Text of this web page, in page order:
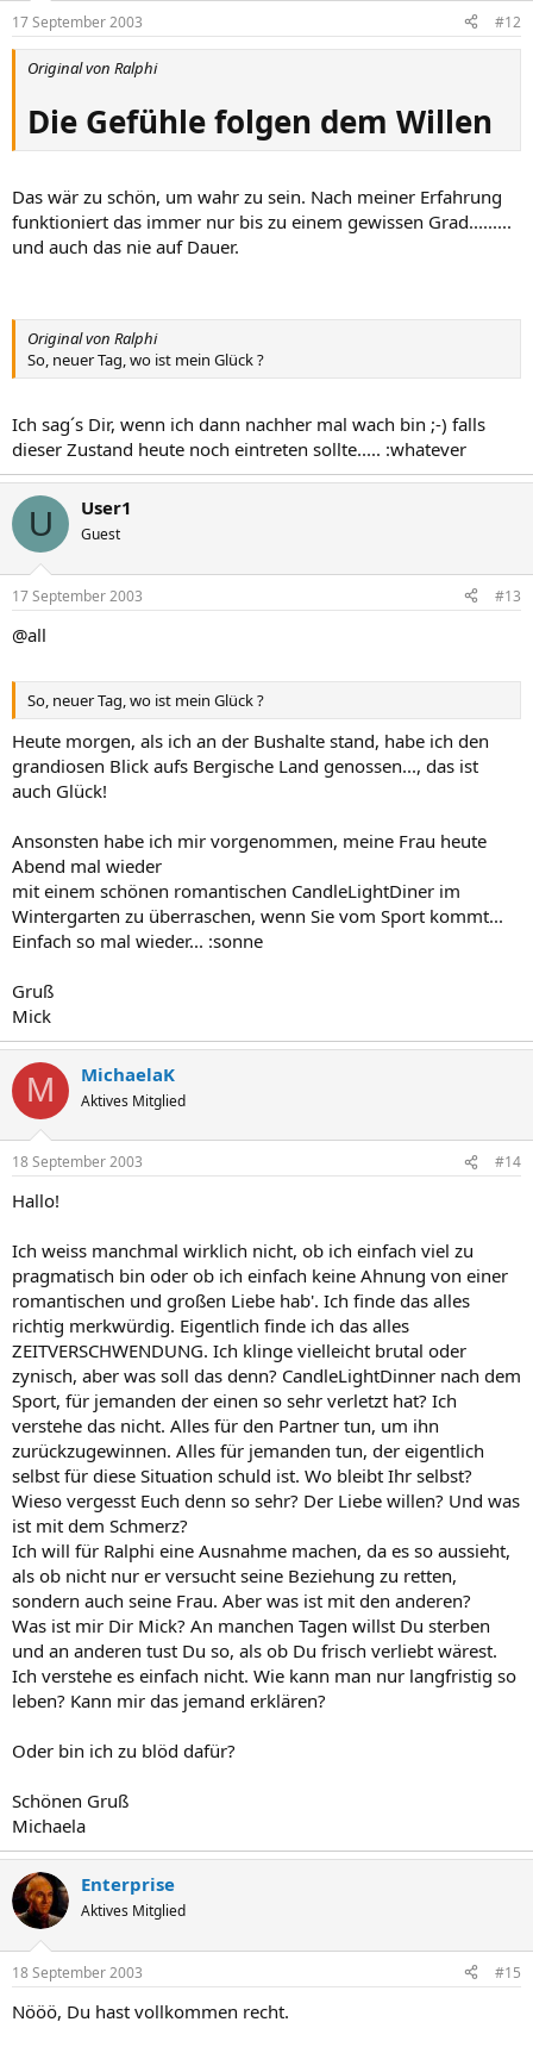
17 September 2003 #12
Original von Ralphi
Die Gefühle folgen dem Willen
Das wär zu schön, um wahr zu sein. Nach meiner Erfahrung
funktioniert das immer nur bis zu einem gewissen Grad.........
und auch das nie auf Dauer.
Original von Ralphi
So, neuer Tag, wo ist mein Glück ?
Ich sag´s Dir, wenn ich dann nachher mal wach bin ;-) falls
dieser Zustand heute noch eintreten sollte..... :whatever
U User1
Guest
17 September 2003 #13
@all
So, neuer Tag, wo ist mein Glück ?
Heute morgen, als ich an der Bushalte stand, habe ich den
grandiosen Blick aufs Bergische Land genossen..., das ist
auch Glück!
Ansonsten habe ich mir vorgenommen, meine Frau heute
Abend mal wieder
mit einem schönen romantischen CandleLightDiner im
Wintergarten zu überraschen, wenn Sie vom Sport kommt...
Einfach so mal wieder... :sonne
Gruß
Mick
M MichaelaK
Aktives Mitglied
18 September 2003 #14
Hallo!
Ich weiss manchmal wirklich nicht, ob ich einfach viel zu
pragmatisch bin oder ob ich einfach keine Ahnung von einer
romantischen und großen Liebe hab'. Ich finde das alles
richtig merkwürdig. Eigentlich finde ich das alles
ZEITVERSCHWENDUNG. Ich klinge vielleicht brutal oder
zynisch, aber was soll das denn? CandleLightDinner nach dem
Sport, für jemanden der einen so sehr verletzt hat? Ich
verstehe das nicht. Alles für den Partner tun, um ihn
zurückzugewinnen. Alles für jemanden tun, der eigentlich
selbst für diese Situation schuld ist. Wo bleibt Ihr selbst?
Wieso vergesst Euch denn so sehr? Der Liebe willen? Und was
ist mit dem Schmerz?
Ich will für Ralphi eine Ausnahme machen, da es so aussieht,
als ob nicht nur er versucht seine Beziehung zu retten,
sondern auch seine Frau. Aber was ist mit den anderen?
Was ist mir Dir Mick? An manchen Tagen willst Du sterben
und an anderen tust Du so, als ob Du frisch verliebt wärest.
Ich verstehe es einfach nicht. Wie kann man nur langfristig so
leben? Kann mir das jemand erklären?
Oder bin ich zu blöd dafür?
Schönen Gruß
Michaela
Enterprise
Aktives Mitglied
18 September 2003 #15
Nööö, Du hast vollkommen recht.